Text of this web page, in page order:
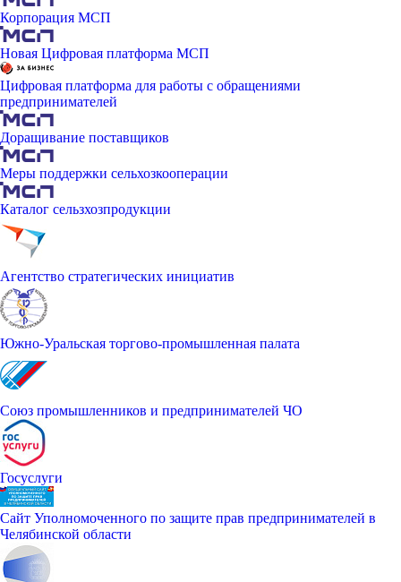
Корпорация МСП
Новая Цифровая платформа МСП
Цифровая платформа для работы с обращениями
предпринимателей
Доращивание поставщиков
Меры поддержки сельхозкооперации
Каталог сельзхозпродукции
Агентство стратегических инициатив
Южно-Уральская торгово-промышленная палата
Союз промышленников и предпринимателей ЧО
Госуслуги
Сайт Уполномоченного по защите прав предпринимателей в
Челябинской области